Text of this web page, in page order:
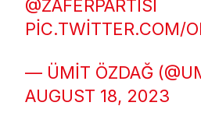
@ZAFERPARTISI
PIC.TWITTER.COM/
— ÜMIT ÖZDAĞ
AUGUST 18, 2023